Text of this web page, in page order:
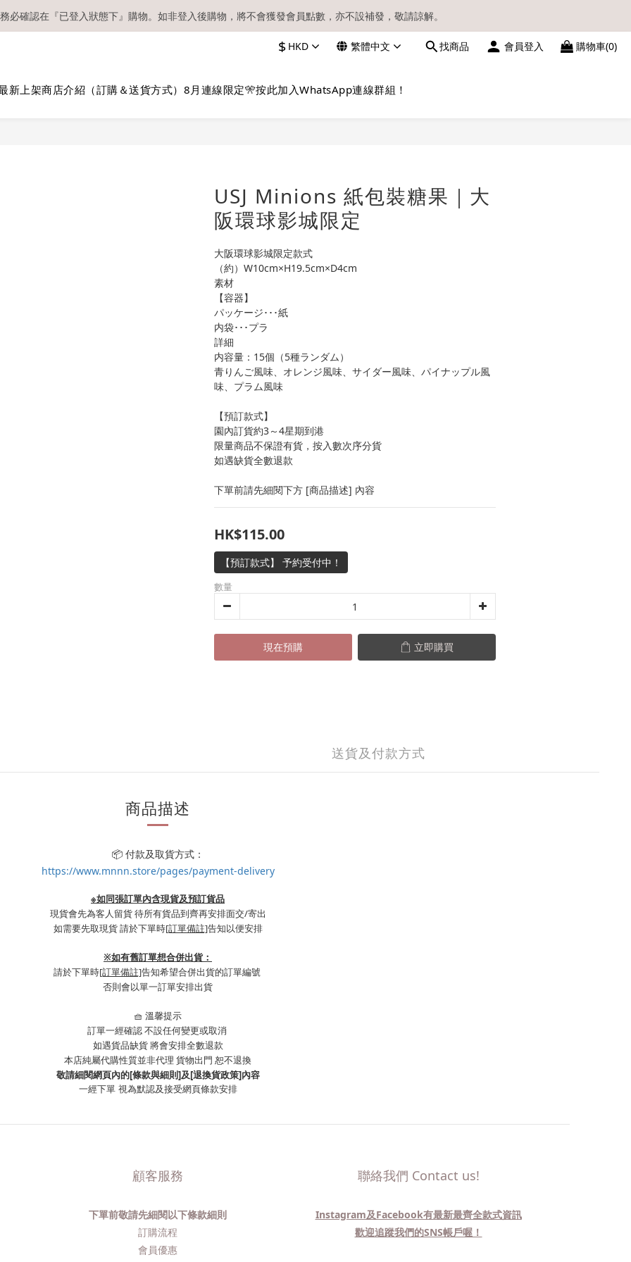
【現貨區】內款式均為在港現貨，現貨區以外的所有貨品都需要訂貨喔！
必確認在『已登入狀態下』購物。如非登入後購物，將不會獲發會員點數，亦不設補發，敬請諒解。
豐快遞／本地及國際郵遞寄出後，本店只會以電郵通知出貨，下單後敬請留意電郵信箱。
$ HKD 繁體中文 找商品 會員登入 購物車(0)
新上架商店介紹（訂購＆送貨方式） 8月連線限定🎌按此加入WhatsApp連線群組！
USJ Minions 紙包裝糖果｜大
阪環球影城限定
大阪環球影城限定款式
（約）W10cm×H19.5cm×D4cm
素材
【容器】
パッケージ･･･紙
内袋･･･プラ
詳細
内容量：15個（5種ランダム）
青りんご風味、オレンジ風味、サイダー風味、パイナップル風
味、プラム風味
【預訂款式】
園內訂貨約3～4星期到港
限量商品不保證有貨，按入數次序分貨
如遇缺貨全數退款
下單前請先細閱下方 [商品描述] 內容
HK$115.00
【預訂款式】 予約受付中！
數量
現在預購 立即購買
送貨及付款方式
商品描述
📦 付款及取貨方式：
https://www.mnnn.store/pages/payment-delivery
※如同張訂單內含現貨及預訂貨品
現貨會先為客人留貨 待所有貨品到齊再安排面交/寄出
如需要先取現貨 請於下單時[訂單備註]告知以便安排
※如有舊訂單想合併出貨：
請於下單時[訂單備註]告知希望合併出貨的訂單編號
否則會以單一訂單安排出貨
🧺 溫馨提示
訂單一經確認 不設任何變更或取消
如遇貨品缺貨 將會安排全數退款
本店純屬代購性質並非代理 貨物出門 恕不退換
敬請細閱網頁內的[條款與細則]及[退換貨政策]內容
一經下單 視為默認及接受網頁條款安排
顧客服務
下單前敬請先細閱以下條款細則
訂購流程​
會員優惠
聯絡我們 Contact us!
Instagram及Facebook有最新最齊全款式資訊
歡迎追蹤我們的SNS帳戶喔！